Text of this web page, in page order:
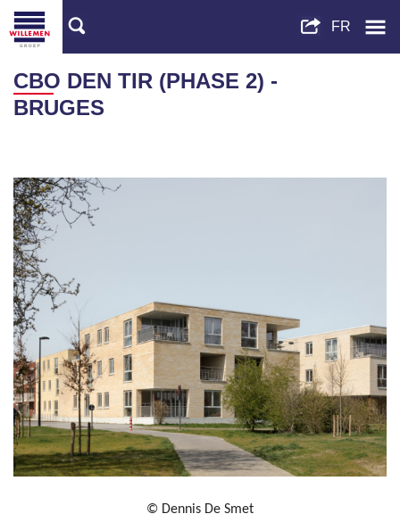
CBO DEN TIR (PHASE 2) -
BRUGES
© Dennis De Smet